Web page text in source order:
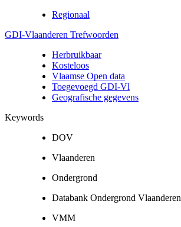
Regionaal
GDI-Vlaanderen Trefwoorden
Herbruikbaar
Kosteloos
Vlaamse Open data
Toegevoegd GDI-Vl
Geografische gegevens
Keywords
DOV
Vlaanderen
Ondergrond
Databank Ondergrond Vlaanderen
VMM